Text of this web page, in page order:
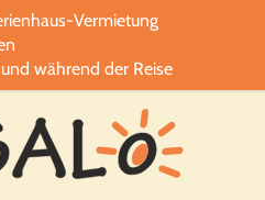
Vermietung
während der Reise